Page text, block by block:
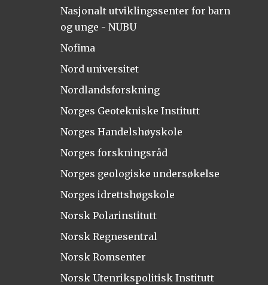
Nasjonalt utviklingssenter for barn
og unge - NUBU
Nofima
Nord universitet
Nordlandsforskning
Norges Geotekniske Institutt
Norges Handelshøyskole
Norges forskningsråd
Norges geologiske undersøkelse
Norges idrettshøgskole
Norsk Polarinstitutt
Norsk Regnesentral
Norsk Romsenter
Norsk Utenrikspolitisk Institutt